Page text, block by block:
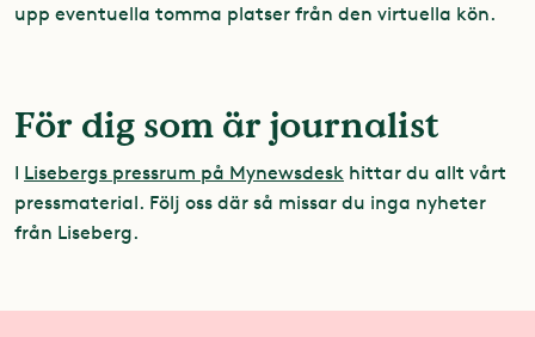
upp eventuella tomma platser från den virtuella kön.
För dig som är journalist
I Lisebergs pressrum på Mynewsdesk hittar du allt vårt
pressmaterial. Följ oss där så missar du inga nyheter
från Liseberg.